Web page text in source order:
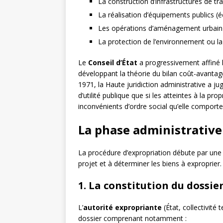
La réalisation d’équipements publics
Les opérations d’aménagement
La protection de l’environnement ou
Le Conseil d’État a progressivement affiné
développant la théorie du bilan coût-
1971, la Haute juridiction administrative a
d’utilité publique que si les atteintes à la
inconvénients d’ordre social qu’elle
La phase
La procédure d’expropriation débute par une
projet et à déterminer les biens à
1. La constitution du
L’autorité expropriante (État, collectivité
dossier comprenant notamment :